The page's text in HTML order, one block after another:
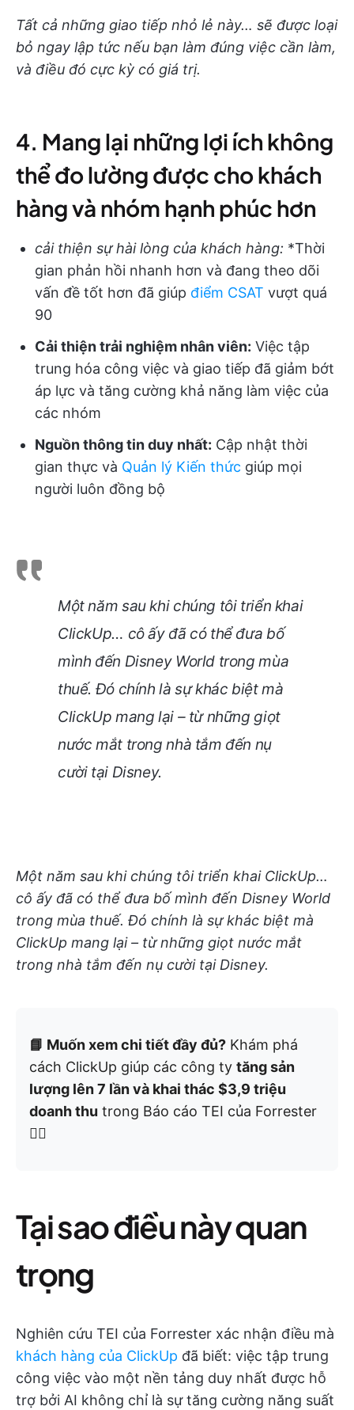
Tất cả những giao tiếp nhỏ lẻ này… sẽ được loại
bỏ ngay lập tức nếu bạn làm đúng việc cần làm,
và điều đó cực kỳ có giá trị.
4. Mang lại những lợi ích không
thể đo lường được cho khách
hàng và nhóm hạnh phúc hơn
cải thiện sự hài lòng của khách hàng: *Thời
gian phản hồi nhanh hơn và đang theo dõi
vấn đề tốt hơn đã giúp điểm CSAT vượt quá
90
Cải thiện trải nghiệm nhân viên: Việc tập
trung hóa công việc và giao tiếp đã giảm bớt
áp lực và tăng cường khả năng làm việc của
các nhóm
Nguồn thông tin duy nhất: Cập nhật thời
gian thực và Quản lý Kiến thức giúp mọi
người luôn đồng bộ
Một năm sau khi chúng tôi triển khai
ClickUp… cô ấy đã có thể đưa bố
mình đến Disney World trong mùa
thuế. Đó chính là sự khác biệt mà
ClickUp mang lại – từ những giọt
nước mắt trong nhà tắm đến nụ
cười tại Disney.
Một năm sau khi chúng tôi triển khai ClickUp…
cô ấy đã có thể đưa bố mình đến Disney World
trong mùa thuế. Đó chính là sự khác biệt mà
ClickUp mang lại – từ những giọt nước mắt
trong nhà tắm đến nụ cười tại Disney.
📘 Muốn xem chi tiết đầy đủ? Khám phá
cách ClickUp giúp các công ty tăng sản
lượng lên 7 lần và khai thác $3,9 triệu
doanh thu trong Báo cáo TEI của Forrester
👇🏼
Tại sao điều này quan
trọng
Nghiên cứu TEI của Forrester xác nhận điều mà
khách hàng của ClickUp đã biết: việc tập trung
công việc vào một nền tảng duy nhất được hỗ
trợ bởi AI không chỉ là sự tăng cường năng suất